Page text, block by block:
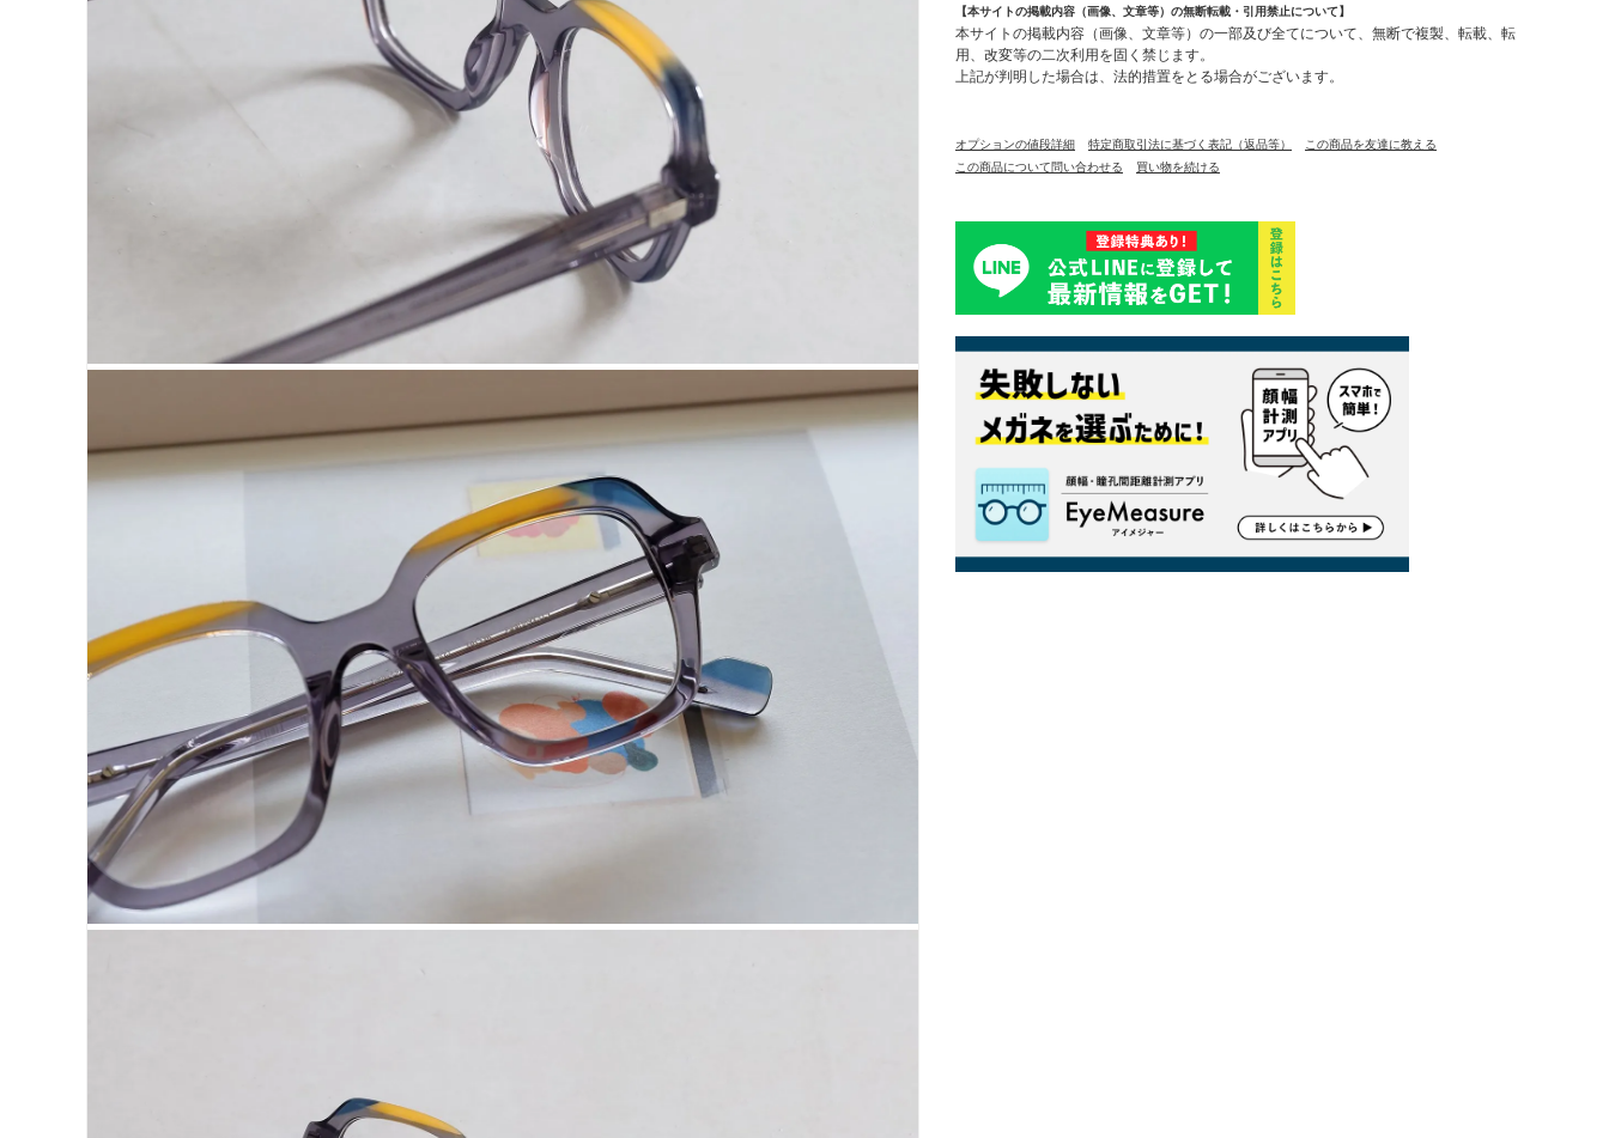
【本サイトの掲載内容（画像、文章等）の無断転載・引用禁止について】
本サイトの掲載内容（画像、文章等）の一部及び全てについて、無断で複製、転載、転
用、改変等の二次利用を固く禁じます。
上記が判明した場合は、法的措置をとる場合がございます。
オプションの値段詳細 特定商取引法に基づく表記（返品等）
この商品を友達に教える
この商品について問い合わせる
買い物を続ける